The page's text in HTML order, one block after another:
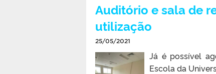
Auditório e sala de
utilização
25/05/2021
Já é possível
Escola da